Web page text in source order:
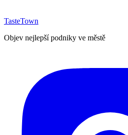
TasteTown
Objev nejlepší podniky ve městě